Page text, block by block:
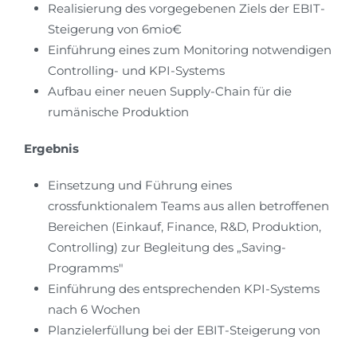
Realisierung des vorgegebenen Ziels der EBIT-
Steigerung von 6mio€
Einführung eines zum Monitoring notwendigen
Controlling- und KPI-Systems
Aufbau einer neuen Supply-Chain für die
rumänische Produktion
Ergebnis
Einsetzung und Führung eines
crossfunktionalem Teams aus allen betroffenen
Bereichen (Einkauf, Finance, R&D, Produktion,
Controlling) zur Begleitung des „Saving-
Programms"
Einführung des entsprechenden KPI-Systems
nach 6 Wochen
Planzielerfüllung bei der EBIT-Steigerung von